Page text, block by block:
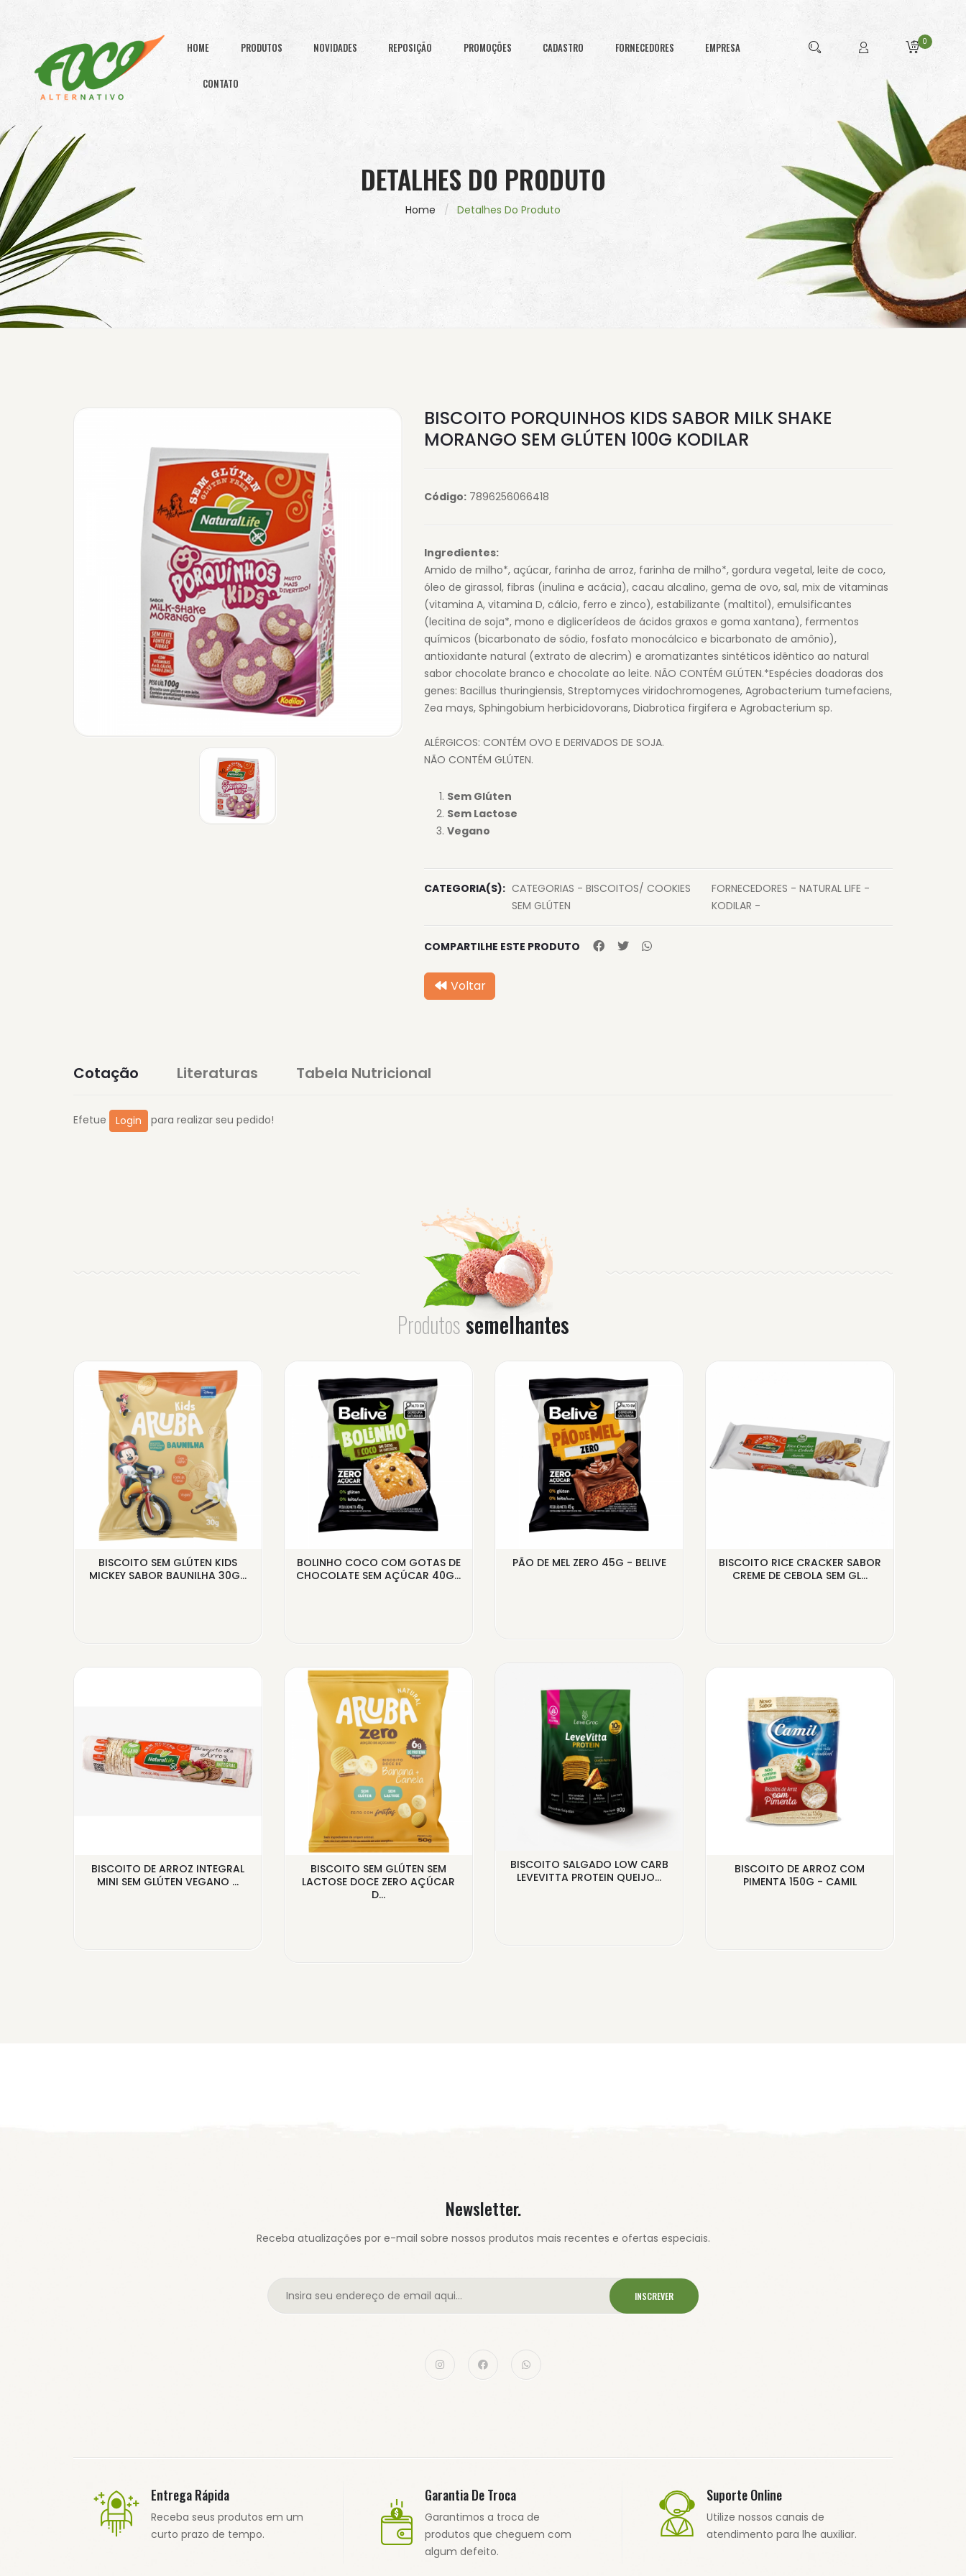
HOME PRODUTOS NOVIDADES REPOSIÇÃO PROMOÇÕES CADASTRO FORNECEDORES EMPRESA
CONTATO
0
DETALHES DO PRODUTO
Home Detalhes Do Produto
BISCOITO PORQUINHOS KIDS SABOR MILK SHAKE
MORANGO SEM GLÚTEN 100G KODILAR
Código:7896256066418
Ingredientes:
Amido de milho*, açúcar, farinha de arroz, farinha de milho*, gordura vegetal, leite de coco,
óleo de girassol, fibras (inulina e acácia), cacau alcalino, gema de ovo, sal, mix de vitaminas
(vitamina A, vitamina D, cálcio, ferro e zinco), estabilizante (maltitol), emulsificantes
(lecitina de soja*, mono e diglicerídeos de ácidos graxos e goma xantana), fermentos
químicos (bicarbonato de sódio, fosfato monocálcico e bicarbonato de amônio),
antioxidante natural (extrato de alecrim) e aromatizantes sintéticos idêntico ao natural
sabor chocolate branco e chocolate ao leite. NÃO CONTÉM GLÚTEN.*Espécies doadoras dos
genes: Bacillus thuringiensis, Streptomyces viridochromogenes, Agrobacterium tumefaciens,
Zea mays, Sphingobium herbicidovorans, Diabrotica firgifera e Agrobacterium sp.
ALÉRGICOS: CONTÉM OVO E DERIVADOS DE SOJA.
NÃO CONTÉM GLÚTEN.
Sem Glúten
Sem Lactose
Vegano
CATEGORIA(S): CATEGORIAS - BISCOITOS/ COOKIES
SEM GLÚTEN
FORNECEDORES - NATURAL LIFE -
KODILAR -
COMPARTILHE ESTE PRODUTO
Voltar
Cotação Literaturas Tabela Nutricional
Efetue Login para realizar seu pedido!
Produtossemelhantes
BISCOITO SEM GLÚTEN KIDS
MICKEY SABOR BAUNILHA 30G...
BISCOITO DE ARROZ INTEGRAL
MINI SEM GLÚTEN VEGANO ...
BOLINHO COCO COM GOTAS DE
CHOCOLATE SEM AÇÚCAR 40G...
BISCOITO SEM GLÚTEN SEM
LACTOSE DOCE ZERO AÇÚCAR
D...
PÃO DE MEL ZERO 45G - BELIVE
BISCOITO SALGADO LOW CARB
LEVEVITTA PROTEIN QUEIJO...
BISCOITO RICE CRACKER SABOR
CREME DE CEBOLA SEM GL...
BISCOITO DE ARROZ COM
PIMENTA 150G - CAMIL
Newsletter.
Receba atualizações por e-mail sobre nossos produtos mais recentes e ofertas especiais.
INSCREVER
Entrega Rápida
Receba seus produtos em um
curto prazo de tempo.
Garantia De Troca
Garantimos a troca de
produtos que cheguem com
algum defeito.
Suporte Online
Utilize nossos canais de
atendimento para lhe auxiliar.